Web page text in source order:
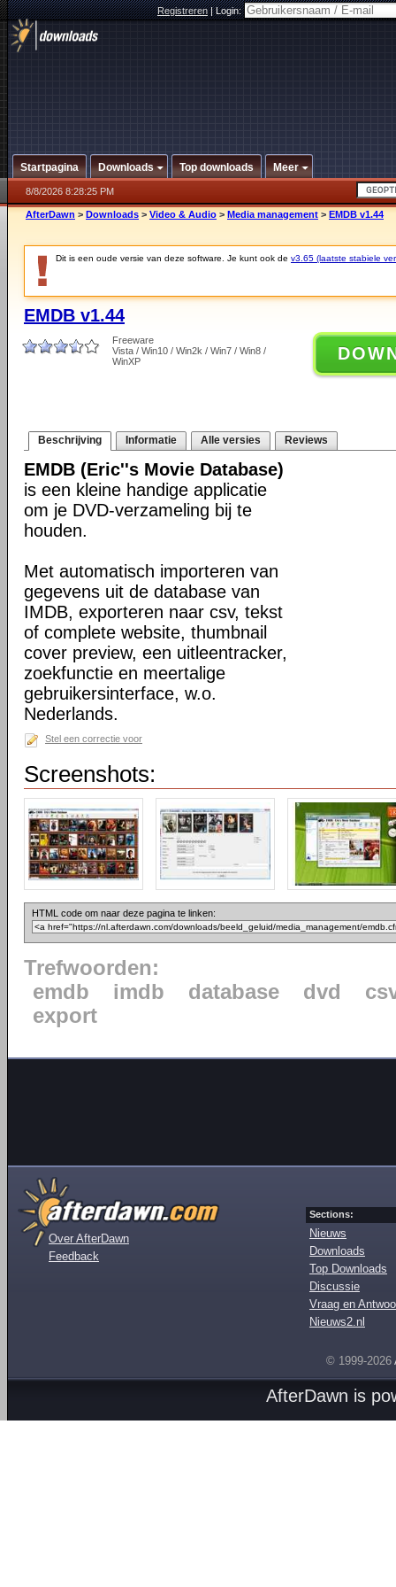
Registreren|Login:
Startpagina Downloads Top downloads Meer
8/8/2026 8:28:25 PM
AfterDawn > Downloads > Video & Audio > Media management > EMDB v1.44
Dit is een oude versie van deze software. Je kunt ook de v3.65 (laatste stabiele
EMDB v1.44
Freeware
Vista / Win10 / Win2k / Win7 / Win8 /
WinXP
Beschrijving Informatie Alle versies Reviews
EMDB (Eric''s Movie Database)
is een kleine handige applicatie
om je DVD-verzameling bij te
houden.
Met automatisch importeren van
gegevens uit de database van
IMDB, exporteren naar csv, tekst
of complete website, thumbnail
cover preview, een uitleentracker,
zoekfunctie en meertalige
gebruikersinterface, w.o.
Nederlands.
Stel een correctie voor
Screenshots:
HTML code om naar deze pagina te linken:
Trefwoorden:
emdb
imdb database dvd
export
Over AfterDawn
Feedback
Sections:
Nieuws
Downloads
Top Downloads
Discussie
Vraag en
Nieuws2.nl
© 1999-2026
AfterDawn is